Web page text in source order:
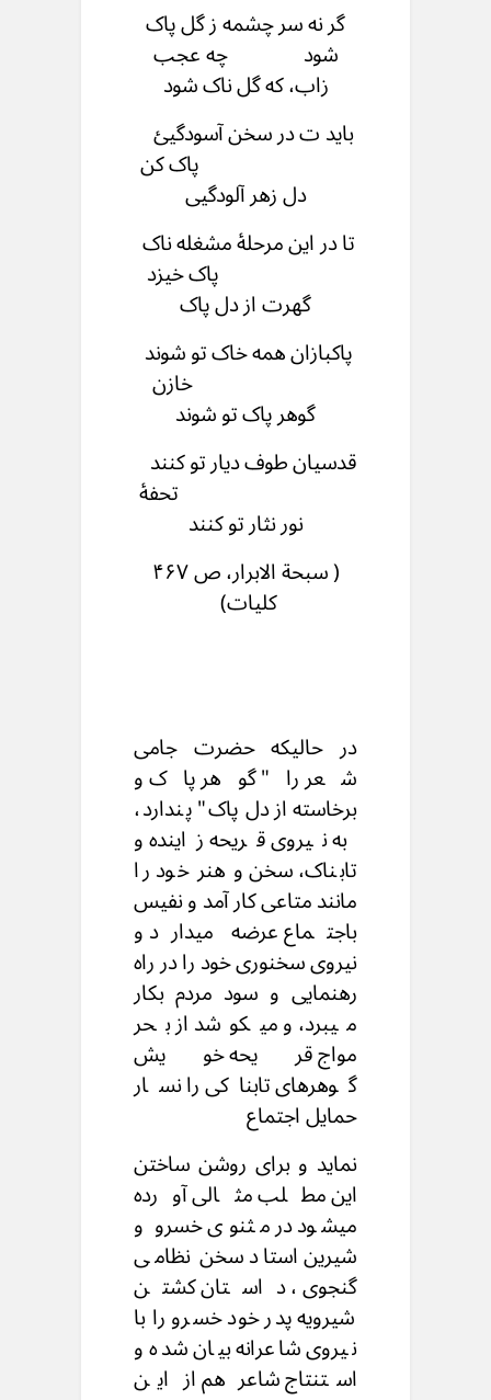
گر نه سر چشمه ز گل پاک
شود چه عجب
زاب، که گل ناک شود
باید ت در سخن آسودگیئ
پاک كن
دل زهر آلودگیی
تا در این مرحلۀ مشغله ناک
پاک خیزد
گهرت از دل پاک
پاکبازان همه خاک تو شوند
خازن
گوهر پاک تو شوند
قدسیان طوف دیار تو کنند
تحفۀ
نور نثار تو کنند
( سبحة الابرار، ص ۴۶۷
کلیات)
در حالیکه حضرت جامی
شعر را" گوهر پاک و
برخاسته از دل پاک" پندارد،
به نیروی قریحه زاینده و
تابناک، سخن و هنر خود را
مانند متاعی کار آمد و نفیس
باجتماع عرضه میدارد و
نیروی سخنوری خود را در راه
رهنمایی و سود مردم بکار
میبرد، و میکوشد از بحر
مواج قریحه خویش
گوهرهای تابناکی را نسار
حمایل اجتماع
نماید و برای روشن ساختن
این مطلب مثالی آورده
میشود در مثنوی خسرو و
شیرین استاد سخن نظامی
گنجوی ، داستان کشتن
شیرویه پدر خود خسرو را با
نیروی شاعرانه بیان شده و
استنتاج شاعر هم از این